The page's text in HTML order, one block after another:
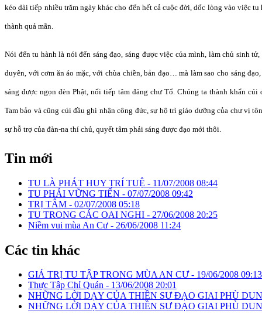
kéo dài tiếp nhiều trăm ngày khác cho đến hết cả cuộc đời, dốc lòng vào việc
thành quả mãn.
Nói đến tu hành là nói đến sáng đạo, sáng được việc của mình, làm chủ sinh
duyên, với cơm ăn áo mặc, với chùa chiền, bản đạo… mà làm sao cho sáng
sáng được ngọn đèn Phật, nối tiếp tâm đăng chư Tổ. Chúng ta thành khẩn cúi
Tam bảo và cũng cúi đầu ghi nhận công đức, sự hộ trì giáo dưỡng của chư vị
sự hỗ trợ của đàn-na thí chủ, quyết tâm phải sáng được đạo mới thôi.
Tin mới
TU LÀ PHÁT HUY TRÍ TUỆ - 11/07/2008 08:44
TU PHẢI VỮNG TIẾN - 07/07/2008 09:42
TRỊ TÂM - 02/07/2008 05:18
TU TRONG CÁC OAI NGHI - 27/06/2008 20:25
Niềm vui mùa An Cư - 26/06/2008 11:24
Các tin khác
GIÁ TRỊ TU TẬP TRONG MÙA AN CƯ - 19/06/2008 09:13
Thực Tập Chỉ Quán - 13/06/2008 20:01
NHỮNG LỜI DẠY CỦA THIỀN SƯ ĐẠO GIAI PHÙ
NHỮNG LỜI DẠY CỦA THIỀN SƯ ĐẠO GIAI PHÙ